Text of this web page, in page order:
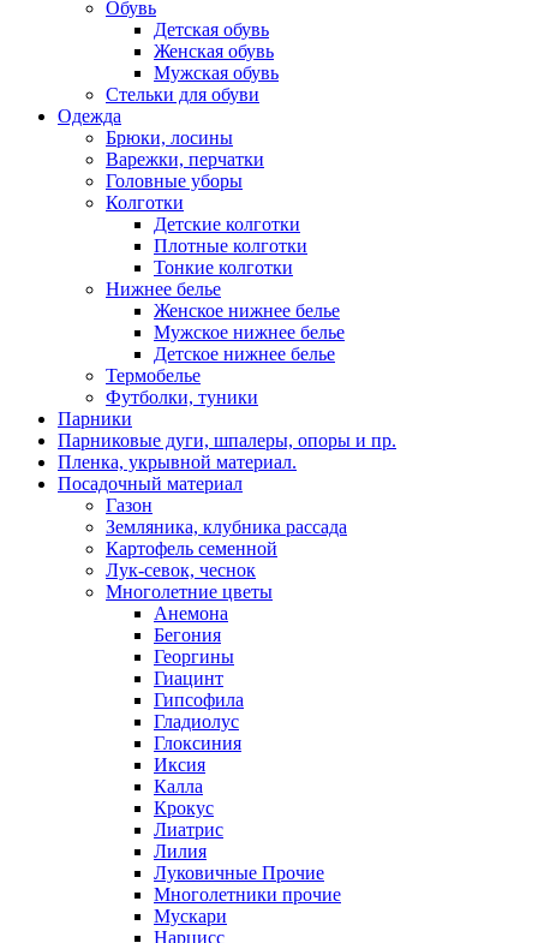
Обувь
Детская обувь
Женская обувь
Мужская обувь
Стельки для обуви
Одежда
Брюки, лосины
Варежки, перчатки
Головные уборы
Колготки
Детские колготки
Плотные колготки
Тонкие колготки
Нижнее белье
Женское нижнее белье
Мужское нижнее белье
Детское нижнее белье
Термобелье
Футболки, туники
Парники
Парниковые дуги, шпалеры, опоры и пр.
Пленка, укрывной материал.
Посадочный материал
Газон
Земляника, клубника рассада
Картофель семенной
Лук-севок, чеснок
Многолетние цветы
Анемона
Бегония
Георгины
Гиацинт
Гипсофила
Гладиолус
Глоксиния
Иксия
Калла
Крокус
Лиатрис
Лилия
Луковичные Прочие
Многолетники прочие
Мускари
Нарцисс